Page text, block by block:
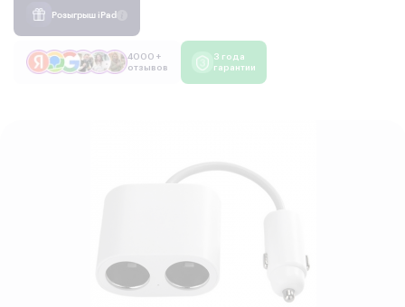
Розыгрыш iPad
4000 +
отзывов
3 года
гарантии